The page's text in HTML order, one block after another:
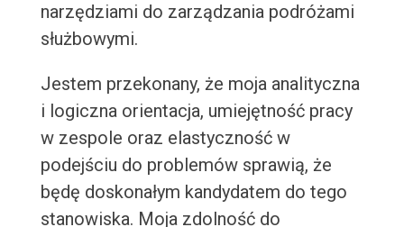
narzędziami do zarządzania podróżami
służbowymi.
Jestem przekonany, że moja analityczna
i logiczna orientacja, umiejętność pracy
w zespole oraz elastyczność w
podejściu do problemów sprawią, że
będę doskonałym kandydatem do tego
stanowiska. Moja zdolność do